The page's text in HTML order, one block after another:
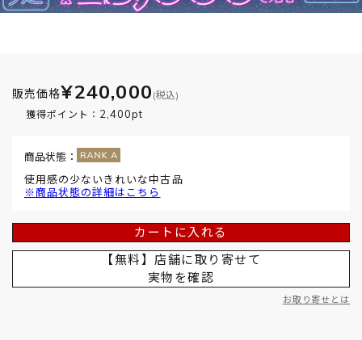
販売価格¥240,000 (税込)
獲得ポイント： 2,400pt
商品状態：
使用感の少ないきれいな中古品
※商品状態の詳細はこちら
カートに入れる
【無料】店舗に取り寄せて
実物を確認
お取り寄せとは